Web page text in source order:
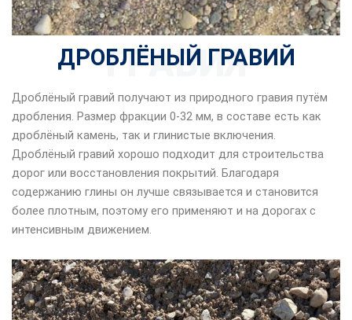
ГРАВИЯ
ДРОБЛЁНЫЙ ГРАВИЙ
Дроблёный гравий получают из природного гравия путём
дробления. Размер фракции 0-32 мм, в составе есть как
дроблёный камень, так и глинистые включения.
Дроблёный гравий хорошо подходит для строительства
дорог или восстановления покрытий. Благодаря
содержанию глины он лучше связывается и становится
более плотным, поэтому его применяют и на дорогах с
интенсивным движением.